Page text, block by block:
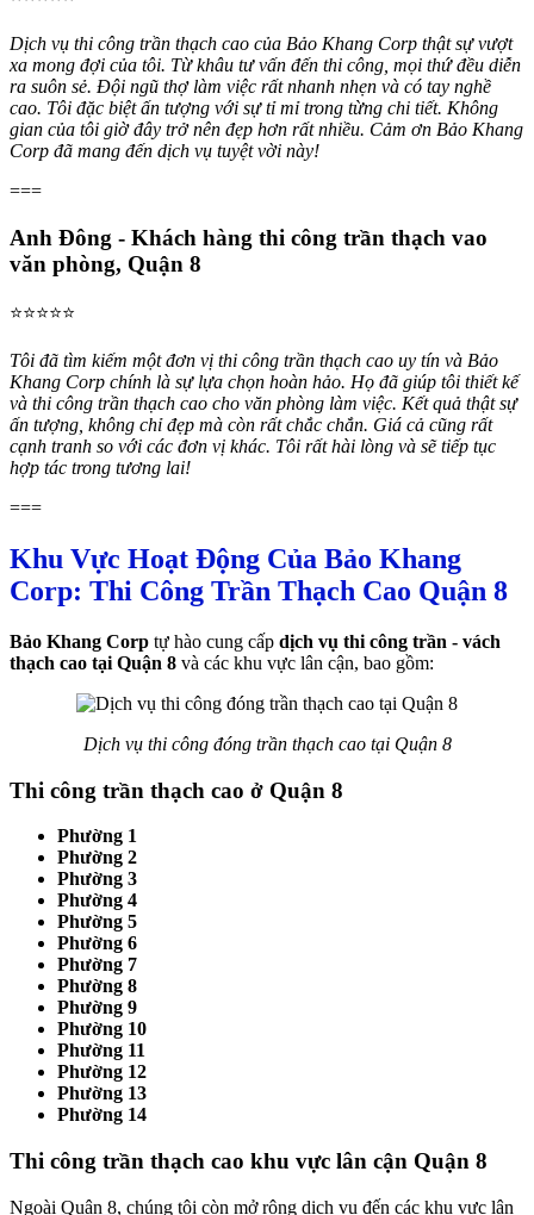
Dịch vụ thi công trần thạch cao của Bảo Khang Corp thật sự vượt
xa mong đợi của tôi. Từ khâu tư vấn đến thi công, mọi thứ đều diễn
ra suôn sẻ. Đội ngũ thợ làm việc rất nhanh nhẹn và có tay nghề
cao. Tôi đặc biệt ấn tượng với sự tỉ mỉ trong từng chi tiết. Không
gian của tôi giờ đây trở nên đẹp hơn rất nhiều. Cảm ơn Bảo Khang
Corp đã mang đến dịch vụ tuyệt vời này!
===
Anh Đông - Khách hàng thi công trần thạch vao
văn phòng, Quận 8
⭐⭐⭐⭐⭐
Tôi đã tìm kiếm một đơn vị thi công trần thạch cao uy tín và Bảo
Khang Corp chính là sự lựa chọn hoàn hảo. Họ đã giúp tôi thiết kế
và thi công trần thạch cao cho văn phòng làm việc. Kết quả thật sự
ấn tượng, không chỉ đẹp mà còn rất chắc chắn. Giá cả cũng rất
cạnh tranh so với các đơn vị khác. Tôi rất hài lòng và sẽ tiếp tục
hợp tác trong tương lai!
===
Khu Vực Hoạt Động Của Bảo Khang
Corp: Thi Công Trần Thạch Cao Quận 8
Bảo Khang Corp tự hào cung cấp dịch vụ thi công trần - vách
thạch cao tại Quận 8 và các khu vực lân cận, bao gồm:
Dịch vụ thi công đóng trần thạch cao tại Quận 8
Thi công trần thạch cao ở Quận 8
Phường 1
Phường 2
Phường 3
Phường 4
Phường 5
Phường 6
Phường 7
Phường 8
Phường 9
Phường 10
Phường 11
Phường 12
Phường 13
Phường 14
Thi công trần thạch cao khu vực lân cận Quận 8
Ngoài Quận 8, chúng tôi còn mở rộng dịch vụ đến các khu vực lân